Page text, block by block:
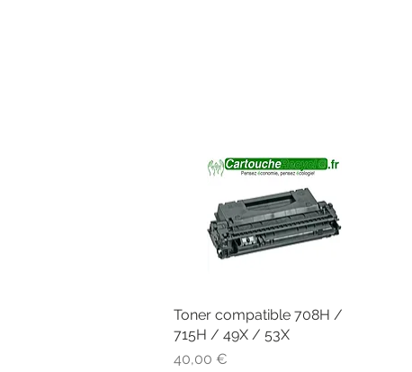
Aperçu rapide
Toner compatible 708H /
715H / 49X / 53X
Prix
40,00 €